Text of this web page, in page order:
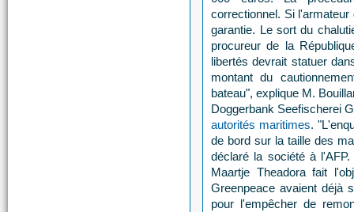
correctionnel. Si
garantie. Le sort du
procureur de la
libertés devrait statuer
montant du
bateau", explique M.
Doggerbank Seefischerei
autorités maritimes.
de bord sur la taille des
déclaré la société à
Maartje Theadora fait
Greenpeace avaient déjà
pour l'empêcher de